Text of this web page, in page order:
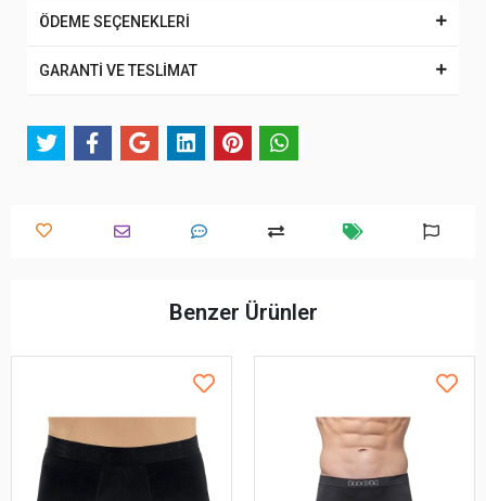
ÖDEME SEÇENEKLERİ
GARANTİ VE TESLİMAT
Benzer Ürünler